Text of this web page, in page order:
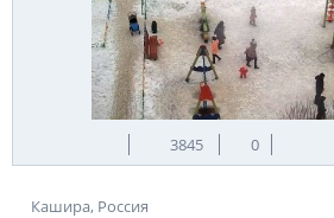
3845 0
Кашира, Россия